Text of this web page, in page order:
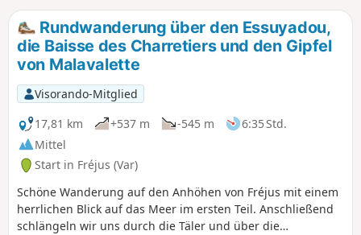
Rundwanderung über den Essuyadou,
die Baisse des Charretiers und den Gipfel
von Malavalette
Visorando-Mitglied
17,81 km
+537 m -545 m
6:35 Std.
Mittel
Start in Fréjus (Var)
Schöne Wanderung auf den Anhöhen von Fréjus mit einem
herrlichen Blick auf das Meer im ersten Teil. Anschließend
schlängeln wir uns durch die Täler und über die